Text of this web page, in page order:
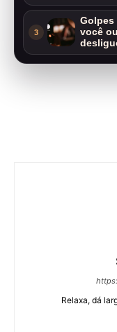
3
Golpes
você
Relaxa, dá